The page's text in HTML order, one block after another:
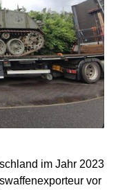
im Jahr 2023
vor